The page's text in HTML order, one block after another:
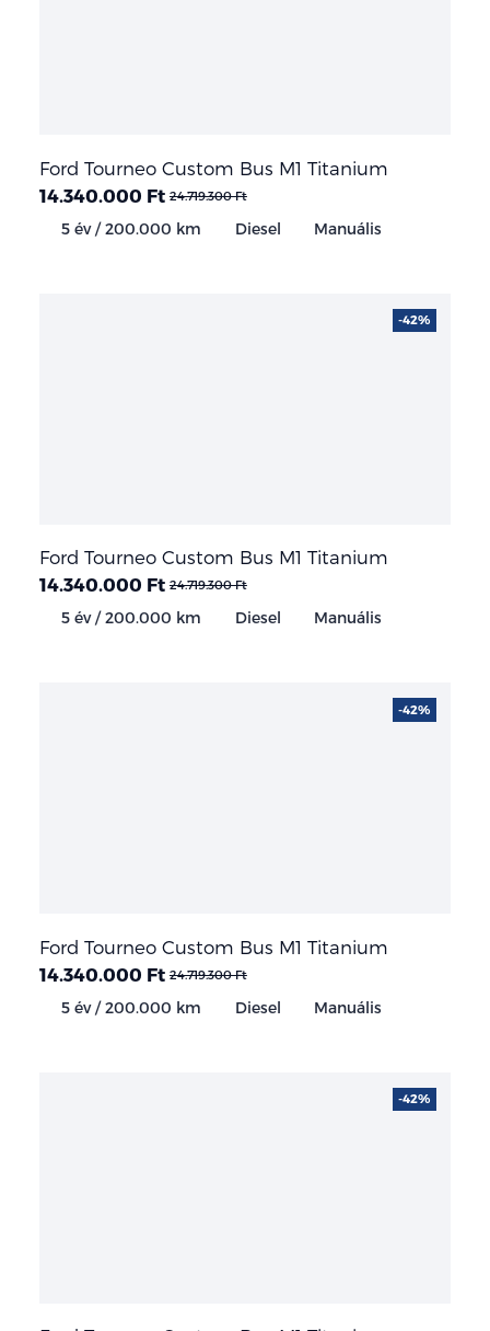
Ford Tourneo Custom Bus M1 Titanium
14.340.000 Ft 24.719.300 Ft
5 év / 200.000 km Diesel Manuális
Ford Tourneo Custom Bus M1 Titanium
14.340.000 Ft 24.719.300 Ft
5 év / 200.000 km Diesel Manuális
-42%
Ford Tourneo Custom Bus M1 Titanium
14.340.000 Ft 24.719.300 Ft
5 év / 200.000 km Diesel Manuális
-42%
-42%